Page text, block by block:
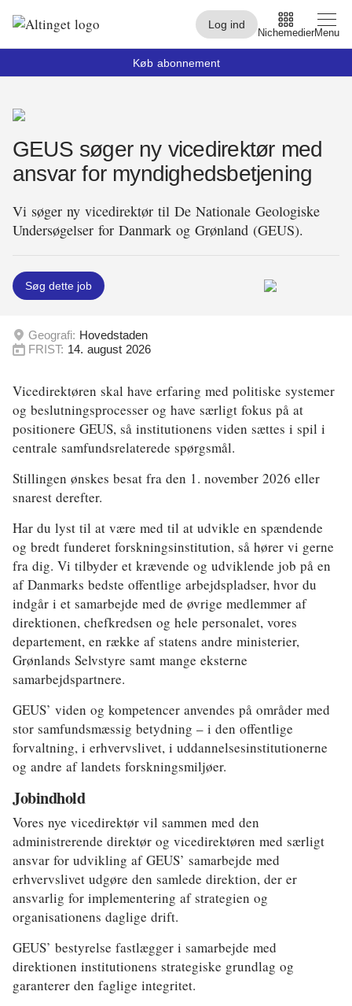
Log ind
Nichemedier
Arktis
By og Bolig
Børn
Civilsamfund
Embedsværk
Erhverv
Etik og Tro
EU
Forskning
Forsvar og Beredskab
Fødevarer
Hovedstaden
Idræt
Klima
Kommunal
Kultur
Maritim
Miljø
Social
Sundhed
Transport
Uddannelse
Menu
Køb abonnement
GEUS søger ny vicedirektør med
ansvar for myndighedsbetjening
Vi søger ny vicedirektør til De Nationale Geologiske
Undersøgelser for Danmark og Grønland (GEUS).
Søg dette job
Geografi: Hovedstaden
FRIST: 14. august 2026
Vicedirektøren skal have erfaring med politiske systemer
og beslutningsprocesser og have særligt fokus på at
positionere GEUS, så institutionens viden sættes i spil i
centrale samfundsrelaterede spørgsmål.
Stillingen ønskes besat fra den 1. november 2026 eller
snarest derefter.
Har du lyst til at være med til at udvikle en spændende
og bredt funderet forskningsinstitution, så hører vi gerne
fra dig. Vi tilbyder et krævende og udviklende job på en
af Danmarks bedste offentlige arbejdspladser, hvor du
indgår i et samarbejde med de øvrige medlemmer af
direktionen, chefkredsen og hele personalet, vores
departement, en række af statens andre ministerier,
Grønlands Selvstyre samt mange eksterne
samarbejdspartnere.
GEUS’ viden og kompetencer anvendes på områder med
stor samfundsmæssig betydning – i den offentlige
forvaltning, i erhvervslivet, i uddannelsesinstitutionerne
og andre af landets forskningsmiljøer.
Jobindhold
Vores nye vicedirektør vil sammen med den
administrerende direktør og vicedirektøren med særligt
ansvar for udvikling af GEUS’ samarbejde med
erhvervslivet udgøre den samlede direktion, der er
ansvarlig for implementering af strategien og
organisationens daglige drift.
GEUS’ bestyrelse fastlægger i samarbejde med
direktionen institutionens strategiske grundlag og
garanterer den faglige integritet.